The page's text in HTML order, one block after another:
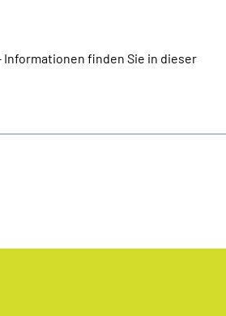
Informationen finden Sie in dieser